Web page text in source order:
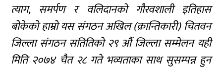
त्याग, समर्पण र वलिदानको गौरवशाली इतिहास
बोकेको हाम्रो यस संगठन अखिल (क्रान्तिकारी) चितवन
जिल्ला संगठन सतितिको २९ औं जिल्ला सम्मेलन यही
मिति २०७४ चैत २८ गते भव्यताका साथ सुसम्पन्न हुन